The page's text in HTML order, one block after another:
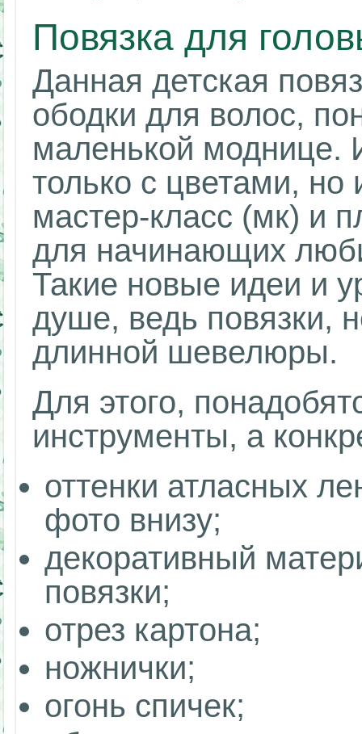
Повязка для
Данная детская
ободки для волос,
маленькой моднице.
только с цветами,
мастер-класс (мк) и
для начинающих
Такие новые идеи и
душе, ведь повязки,
длинной шевелюры.
Для этого,
инструменты, а
оттенки атласных
фото внизу;
декоративный
повязки;
отрез картона;
ножнички;
огонь спичек;